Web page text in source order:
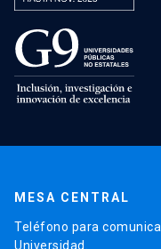
MESA CENTRAL
Teléfono para
Universidad.